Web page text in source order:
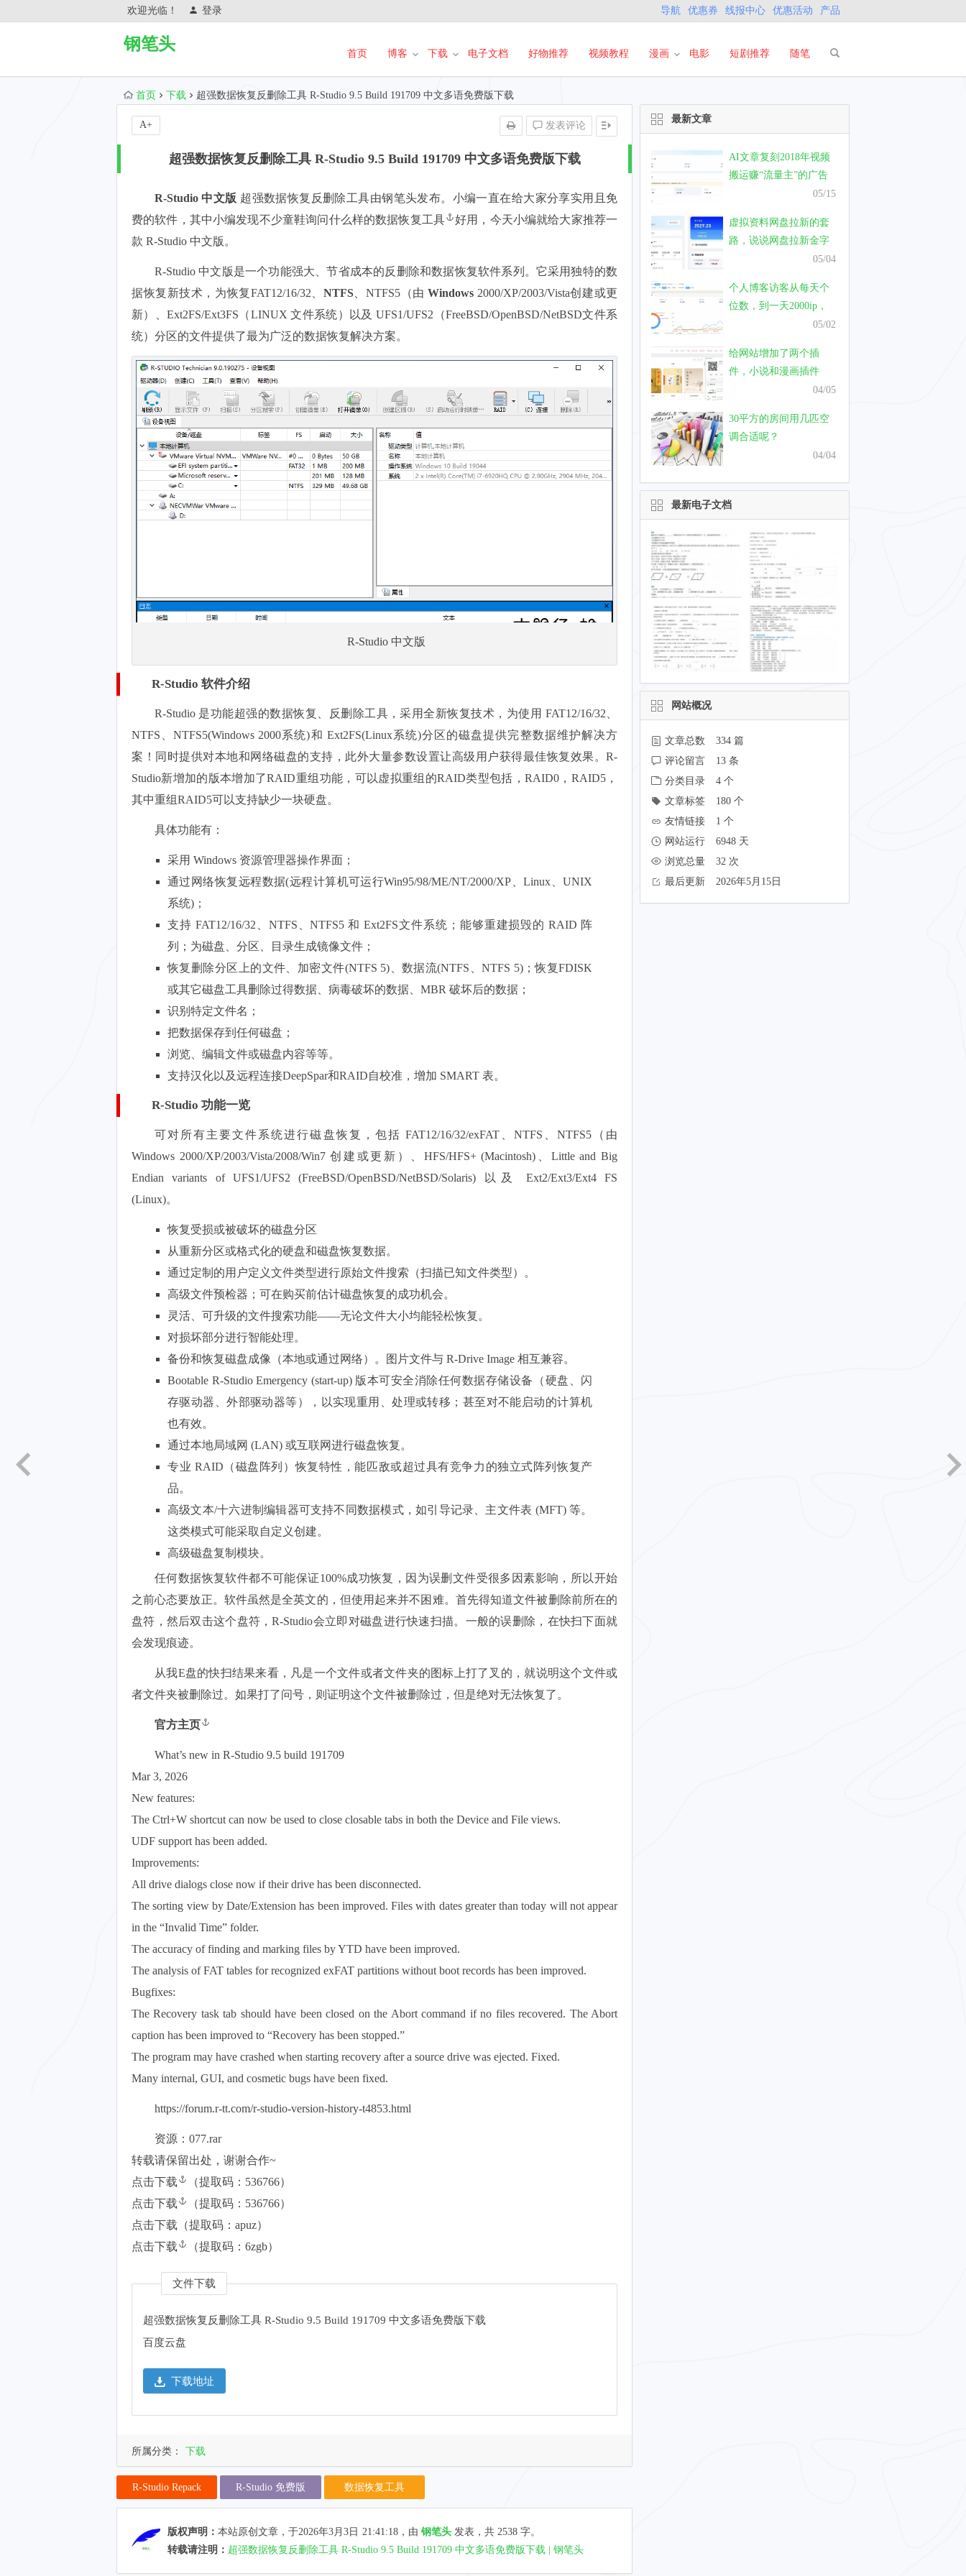
欢迎光临！ 登录 导航 优惠券 线报中心 优惠活动 产品
钢笔头
首页 博客 下载 电子文档 好物推荐 视频教程 漫画 电影 短剧推荐 随笔
首页 下载 超强数据恢复反删除工具 R-Studio 9.5 Build 191709 中文多语免费版下载
超强数据恢复反删除工具 R-Studio 9.5 Build 191709 中文多语免费版下载
发表评论
A+
所属分类： 下载
R-Studio 中文版 超强数据恢复反删除工具由钢笔头发布。小编一直在给大家分享实用且免
费的软件，其中小编发现不少童鞋询问什么样的数据恢复工具
好用，今天小编就给大家推荐一
款 R-Studio 中文版。
R-Studio 中文版是一个功能强大、节省成本的反删除和数据恢复软件系列。它采用独特的数
据恢复新技术，为恢复FAT12/16/32、 NTFS、NTFS5（由Windows 2000/XP/2003/Vista创建或更
新）、Ext2FS/Ext3FS（LINUX 文件系统）以及 UFS1/UFS2（FreeBSD/OpenBSD/NetBSD文件系
统）分区的文件提供了最为广泛的数据恢复解决方案。
R-Studio 中文版
R-Studio 软件介绍
R-Studio 是功能超强的数据恢复、反删除工具，采用全新恢复技术，为使用 FAT12/16/32、
NTFS、NTFS5(Windows 2000系统)和 Ext2FS(Linux系统)分区的磁盘提供完整数据维护解决方
案！同时提供对本地和网络磁盘的支持，此外大量参数设置让高级用户获得最佳恢复效果。R-
Studio新增加的版本增加了RAID重组功能，可以虚拟重组的RAID类型包括，RAID0，RAID5，
其中重组RAID5可以支持缺少一块硬盘。
具体功能有：
采用 Windows 资源管理器操作界面；
通过网络恢复远程数据(远程计算机可运行Win95/98/ME/NT/2000/XP、Linux、UNIX
系统)；
支持 FAT12/16/32、NTFS、NTFS5 和 Ext2FS文件系统；能够重建损毁的 RAID 阵
列；为磁盘、分区、目录生成镜像文件；
恢复删除分区上的文件、加密文件(NTFS 5)、数据流(NTFS、NTFS 5)；恢复FDISK
或其它磁盘工具删除过得数据、病毒破坏的数据、MBR 破坏后的数据；
识别特定文件名；
把数据保存到任何磁盘；
浏览、编辑文件或磁盘内容等等。
支持汉化以及远程连接DeepSpar和RAID自校准，增加 SMART 表。
R-Studio 功能一览
可对所有主要文件系统进行磁盘恢复，包括 FAT12/16/32/exFAT、NTFS、NTFS5（由
Windows 2000/XP/2003/Vista/2008/Win7 创建或更新）、HFS/HFS+ (Macintosh)、Little and Big
Endian variants of UFS1/UFS2 (FreeBSD/OpenBSD/NetBSD/Solaris) 以及 Ext2/Ext3/Ext4 FS
(Linux)。
恢复受损或被破坏的磁盘分区
从重新分区或格式化的硬盘和磁盘恢复数据。
通过定制的用户定义文件类型进行原始文件搜索（扫描已知文件类型）。
高级文件预检器；可在购买前估计磁盘恢复的成功机会。
灵活、可升级的文件搜索功能——无论文件大小均能轻松恢复。
对损坏部分进行智能处理。
备份和恢复磁盘成像（本地或通过网络）。图片文件与 R-Drive Image 相互兼容。
Bootable R-Studio Emergency (start-up) 版本可安全消除任何数据存储设备（硬盘、闪
存驱动器、外部驱动器等），以实现重用、处理或转移；甚至对不能启动的计算机
也有效。
通过本地局域网 (LAN) 或互联网进行磁盘恢复。
专业 RAID（磁盘阵列）恢复特性，能匹敌或超过具有竞争力的独立式阵列恢复产
品。
高级文本/十六进制编辑器可支持不同数据模式，如引导记录、主文件表 (MFT) 等。
这类模式可能采取自定义创建。
高级磁盘复制模块。
任何数据恢复软件都不可能保证100%成功恢复，因为误删文件受很多因素影响，所以开始
之前心态要放正。软件虽然是全英文的，但使用起来并不困难。首先得知道文件被删除前所在的
盘符，然后双击这个盘符，R-Studio会立即对磁盘进行快速扫描。一般的误删除，在快扫下面就
会发现痕迹。
从我E盘的快扫结果来看，凡是一个文件或者文件夹的图标上打了叉的，就说明这个文件或
者文件夹被删除过。如果打了问号，则证明这个文件被删除过，但是绝对无法恢复了。
官方主页
What’s new in R-Studio 9.5 build 191709
Mar 3, 2026
New features:
The Ctrl+W shortcut can now be used to close closable tabs in both the Device and File views.
UDF support has been added.
Improvements:
All drive dialogs close now if their drive has been disconnected.
The sorting view by Date/Extension has been improved. Files with dates greater than today will not appear
in the “Invalid Time” folder.
The accuracy of finding and marking files by YTD have been improved.
The analysis of FAT tables for recognized exFAT partitions without boot records has been improved.
Bugfixes:
The Recovery task tab should have been closed on the Abort command if no files recovered. The Abort
caption has been improved to “Recovery has been stopped.”
The program may have crashed when starting recovery after a source drive was ejected. Fixed.
Many internal, GUI, and cosmetic bugs have been fixed.
https://forum.r-tt.com/r-studio-version-history-t4853.html
资源：077.rar
转载请保留出处，谢谢合作~
点击下载
（提取码：536766）
点击下载
（提取码：536766）
点击下载（提取码：apuz）
点击下载
（提取码：6zgb）
文件下载
超强数据恢复反删除工具 R-Studio 9.5 Build 191709 中文多语免费版下载
百度云盘
下载地址
R-Studio Repack R-Studio 免费版 数据恢复工具
版权声明： 本站原创文章，于2026年3月3日 21:41:18 ，由 钢笔头 发表，共 2538 字。
转载请注明： 超强数据恢复反删除工具 R-Studio 9.5 Build 191709 中文多语免费版下载 | 钢笔头
最新文章
AI文章复刻2018年视频
搬运赚“流量主”的广告
费，真的能有钱赚吗？
05/15
虚拟资料网盘拉新的套
路，说说网盘拉新金字
05/04
个人博客访客从每天个
位数，到一天2000ip，
05/02
给网站增加了两个插
件，小说和漫画插件
04/05
30平方的房间用几匹空
调合适呢？
04/04
最新电子文档
网站概况
文章总数
334 篇
评论留言
13 条
分类目录
4 个
文章标签
180 个
友情链接
1 个
网站运行
6948 天
浏览总量
32 次
最后更新
2026年5月15日